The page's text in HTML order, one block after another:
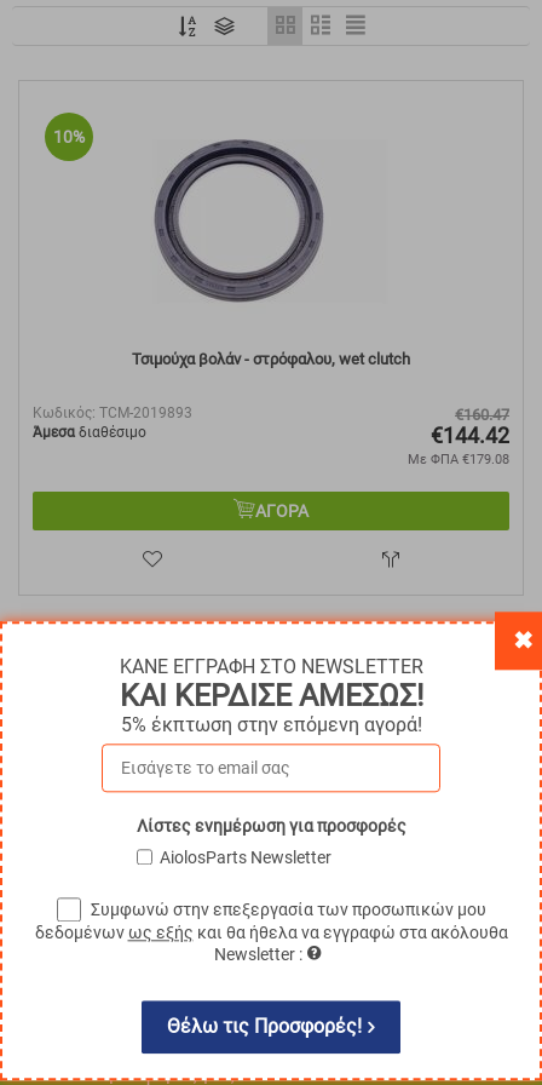
10%
Τσιμούχα βολάν - στρόφαλου, wet clutch
Κωδικός: TCM-2019893
Άμεσα διαθέσιμο
€160.47
€144.42
Με ΦΠΑ €179.08
ΑΓΟΡΑ
100% Αξιόπιστα Ανταλλακτικά
Τα πάντα, για όλες τις μάρκες!
Πανελλαδική Εξυπηρέτηση
Άμεση εξυπηρέτηση σε όλη την Ελλάδα
Στις Online αγορές σας
Μάθετε πρώτοι τις νέες κυκλοφορίες και τις
προσφορές μας!
✖
ΚΑΝΕ ΕΓΓΡΑΦΗ ΣΤΟ NEWSLETTER
ΚΑΙ ΚΕΡΔΙΣΕ ΑΜΕΣΩΣ!
5% έκπτωση στην επόμενη αγορά!
Λίστες ενημέρωση για προσφορές
AiolosParts Newsletter
Συμφωνώ στην επεξεργασία των προσωπικών μου
δεδομένωνως εξής και θα ήθελα να εγγραφώ στα ακόλουθα
Newsletter :
Θέλω τις Προσφορές!